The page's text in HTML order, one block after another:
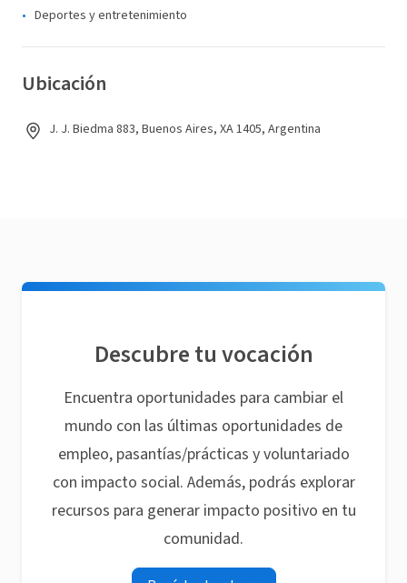
Deportes y entretenimiento
Ubicación
J. J. Biedma 883, Buenos Aires, XA 1405, Argentina
Descubre tu vocación
Encuentra oportunidades para cambiar el
mundo con las últimas oportunidades de
empleo, pasantías/prácticas y voluntariado
con impacto social. Además, podrás explorar
recursos para generar impacto positivo en tu
comunidad.